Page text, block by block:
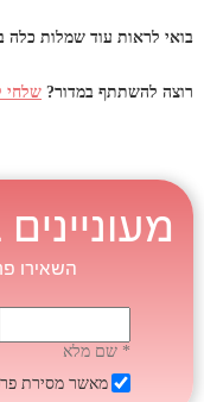
בואי לראות עוד שמלות כלה
רוצה להשתתף במדור? שלחי
השאירו
* שם מלא
מאשר מסירת